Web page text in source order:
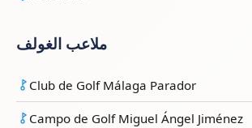
ملاعب الغولف
Club de Golf Málaga Parador
Campo de Golf Miguel Ángel Jiménez